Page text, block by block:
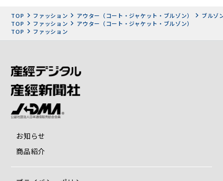
自分の手で原料を確かめ、紡績から縫製まで、製造者と話し
合いながらじっくりと製品化。「長年にわたって社会に貢献
し続けた大人の男にこそ、本当に満足できるものを身に着け
「好みや体型にあったデザイン、高い機能性、着心地をいつ
までも変わらない形で提供したい」と今村さん。これからも
四季を通じた定番アイテムに加え、顧客からの声を反映した
商品開発にこだわり、50代以上の男性のための豊かで誇り高
TOP ファッション アウター（コート・ジャケット・ブルゾン）
ブルゾ
TOP
ファッション
アウター（コート・ジャケット・ブルゾン）
TOP
ファッション
お知らせ
商品紹介